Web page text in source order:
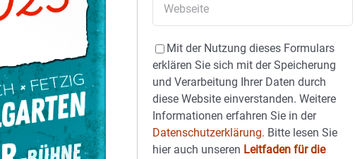
Mit der Nutzung dieses Formulars
erklären Sie sich mit der Speicherung
und Verarbeitung Ihrer Daten durch
diese Website einverstanden. Weitere
Informationen erfahren Sie in der
Datenschutzerklärung. Bitte lesen Sie
hier auch unseren Leitfaden für die